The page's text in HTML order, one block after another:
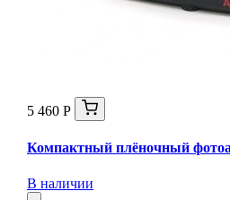
5 460 Р
Компактный плёночный
В наличии